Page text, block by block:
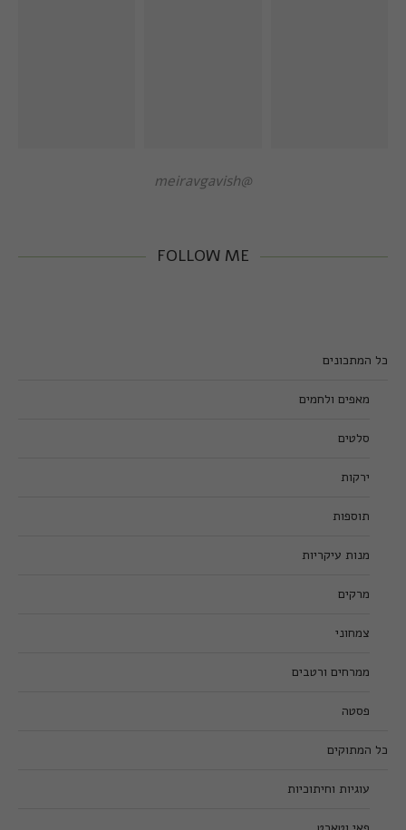
@meiravgavish
FOLLOW ME
כל המתכונים
מאפים ולחמים
סלטים
ירקות
תוספות
מנות עיקריות
מרקים
צמחוני
ממרחים ורטבים
פסטה
כל המתוקים
עוגיות וחיתוכיות